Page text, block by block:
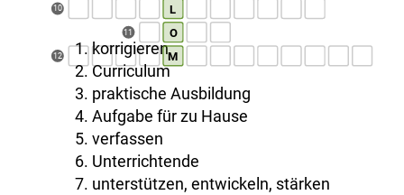
10 L
11 O
12 M
1. korrigieren
2. Curriculum
3. praktische Ausbildung
4. Aufgabe für zu Hause
5. verfassen
6. Unterrichtende
7. unterstützen, entwickeln, stärken